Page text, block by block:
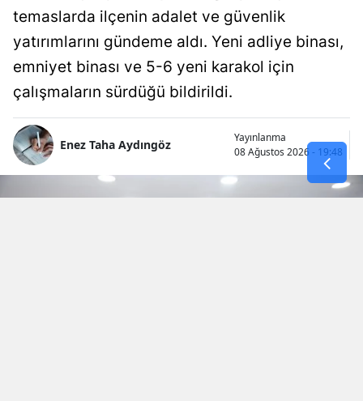
temaslarda ilçenin adalet ve güvenlik
yatırımlarını gündeme aldı. Yeni adliye binası,
emniyet binası ve 5-6 yeni karakol için
çalışmaların sürdüğü bildirildi.
Enez Taha Aydıngöz
Yayınlanma
08 Ağustos 2026 - 19:48